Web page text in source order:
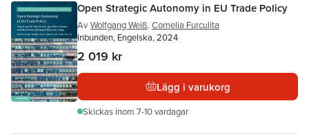
Open Strategic Autonomy in EU Trade Policy
Av Wolfgang Weiß, Cornelia Furculita
Inbunden, Engelska, 2024
2 019 kr
Lägg i varukorg
Skickas inom 7-10 vardagar